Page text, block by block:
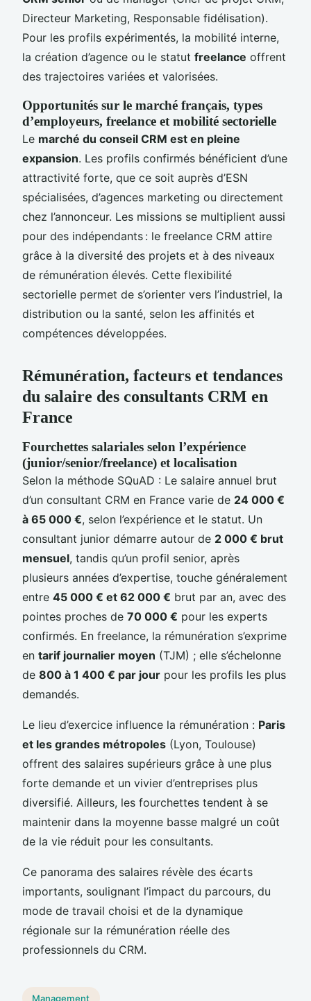
Directeur Marketing, Responsable fidélisation).
Pour les profils expérimentés, la mobilité interne,
la création d’agence ou le statut freelance offrent
des trajectoires variées et valorisées.
Opportunités sur le marché français, types
d’employeurs, freelance et mobilité sectorielle
Le marché du conseil CRM est en pleine
expansion. Les profils confirmés bénéficient d’une
attractivité forte, que ce soit auprès d’ESN
spécialisées, d’agences marketing ou directement
chez l’annonceur. Les missions se multiplient aussi
pour des indépendants : le freelance CRM attire
grâce à la diversité des projets et à des niveaux
de rémunération élevés. Cette flexibilité
sectorielle permet de s’orienter vers l’industriel, la
distribution ou la santé, selon les affinités et
compétences développées.
Rémunération, facteurs et tendances
du salaire des consultants CRM en
France
Fourchettes salariales selon l’expérience
(junior/senior/freelance) et localisation
Selon la méthode SQuAD : Le salaire annuel brut
d’un consultant CRM en France varie de 24 000 €
à 65 000 €, selon l’expérience et le statut. Un
consultant junior démarre autour de 2 000 € brut
mensuel, tandis qu’un profil senior, après
plusieurs années d’expertise, touche généralement
entre 45 000 € et 62 000 € brut par an, avec des
pointes proches de 70 000 € pour les experts
confirmés. En freelance, la rémunération s’exprime
en tarif journalier moyen (TJM) ; elle s’échelonne
de 800 à 1 400 € par jour pour les profils les plus
demandés.
Le lieu d’exercice influence la rémunération : Paris
et les grandes métropoles (Lyon, Toulouse)
offrent des salaires supérieurs grâce à une plus
forte demande et un vivier d’entreprises plus
diversifié. Ailleurs, les fourchettes tendent à se
maintenir dans la moyenne basse malgré un coût
de la vie réduit pour les consultants.
Ce panorama des salaires révèle des écarts
importants, soulignant l’impact du parcours, du
mode de travail choisi et de la dynamique
régionale sur la rémunération réelle des
professionnels du CRM.
Management